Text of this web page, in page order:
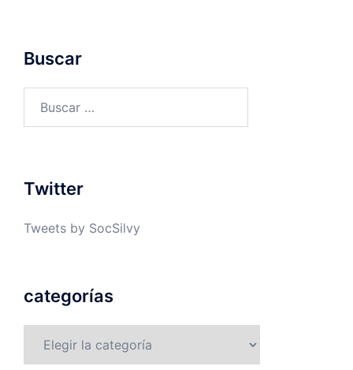
Buscar
Twitter
Tweets by SocSilvy
categorías